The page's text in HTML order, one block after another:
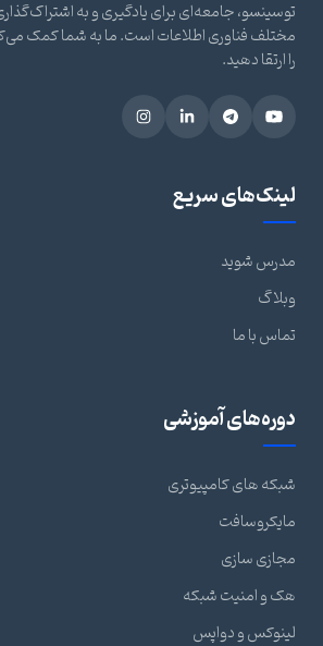
توسینسو، جامعه‌ای برای یادگیری و به
مختلف فناوری اطلاعات است. ما به شما کمک
را ارتقا دهید.
لینک‌های سریع
مدرس شوید
وبلاگ
تماس با ما
دوره‌های آموزشی
شبکه های کامپیوتری
مایکروسافت
مجازی سازی
هک و امنیت شبکه
لینوکس و دواپس